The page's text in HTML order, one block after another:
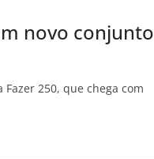
novo conjunto
250, que chega com